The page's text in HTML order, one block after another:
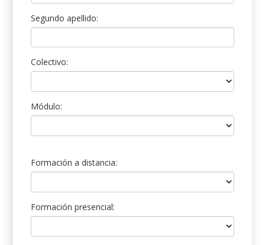
Segundo apellido:
Colectivo:
Módulo:
Formación a distancia:
Formación presencial: